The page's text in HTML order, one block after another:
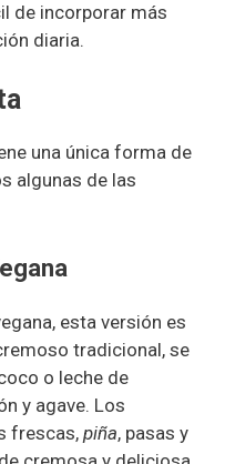
de incorporar más
diaria.
una única forma de
algunas de las
esta versión es
tradicional, se
o leche de
y agave. Los
frescas, piña, pasas y